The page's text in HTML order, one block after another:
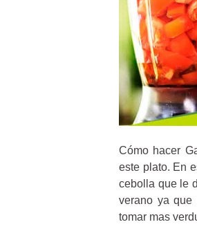
Cómo hacer
este plato. En
cebolla que le
verano ya que
tomar mas